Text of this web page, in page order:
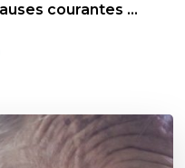
courantes …